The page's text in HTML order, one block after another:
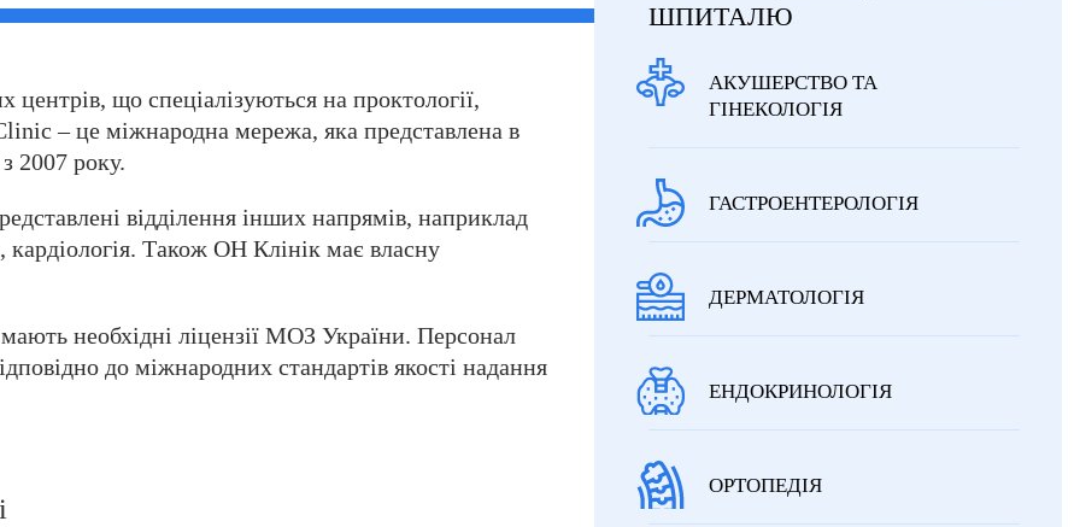
що спеціалізуються на проктології,
Clinic – це міжнародна мережа, яка представлена в
2007 року.
відділення інших напрямів, наприклад
кардіологія. Також ОН Клінік має власну
необхідні ліцензії МОЗ України. Персонал
до міжнародних стандартів якості надання
ШПИТАЛЮ
АКУШЕРСТВО ТА
ГІНЕКОЛОГІЯ
ГАСТРОЕНТЕРОЛОГІЯ
ДЕРМАТОЛОГІЯ
ЕНДОКРИНОЛОГІЯ
ОРТОПЕДІЯ